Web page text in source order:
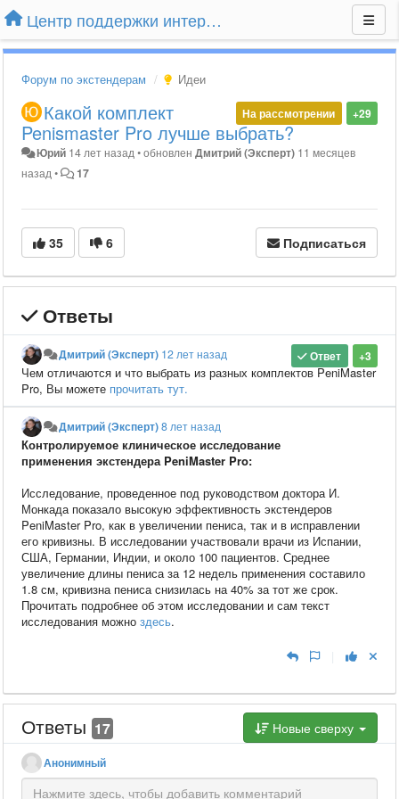
Центр поддержки интернет-магазина Extender24.ru
Форум по экстендерам Идеи
+29
На рассмотрении
Какой комплект
Penismaster Pro лучше выбрать?
Юрий 14 лет назад•обновленДмитрий (Эксперт) 11 месяцев
назад• 17
35 6 Подписаться
Ответы
+3
Ответ
Дмитрий (Эксперт) 12 лет назад
Чем отличаются и что выбрать из разных комплектов PeniMaster
Pro, Вы можете прочитать тут.
Дмитрий (Эксперт)8 лет назад
Контролируемое клиническое исследование
применения экстендера PeniMaster Pro:
Исследование, проведенное под руководством доктора И.
Монкада показало высокую эффективность экстендеров
PeniMaster Pro, как в увеличении пениса, так и в исправлении
его кривизны. В исследовании участвовали врачи из Испании,
США, Германии, Индии, и около 100 пациентов. Среднее
увеличение длины пениса за 12 недель применения составило
1.8 см, кривизна пениса снизилась на 40% за тот же срок.
Прочитать подробнее об этом исследовании и сам текст
исследования можно здесь.
Ответы 17 Новые сверху
Анонимный